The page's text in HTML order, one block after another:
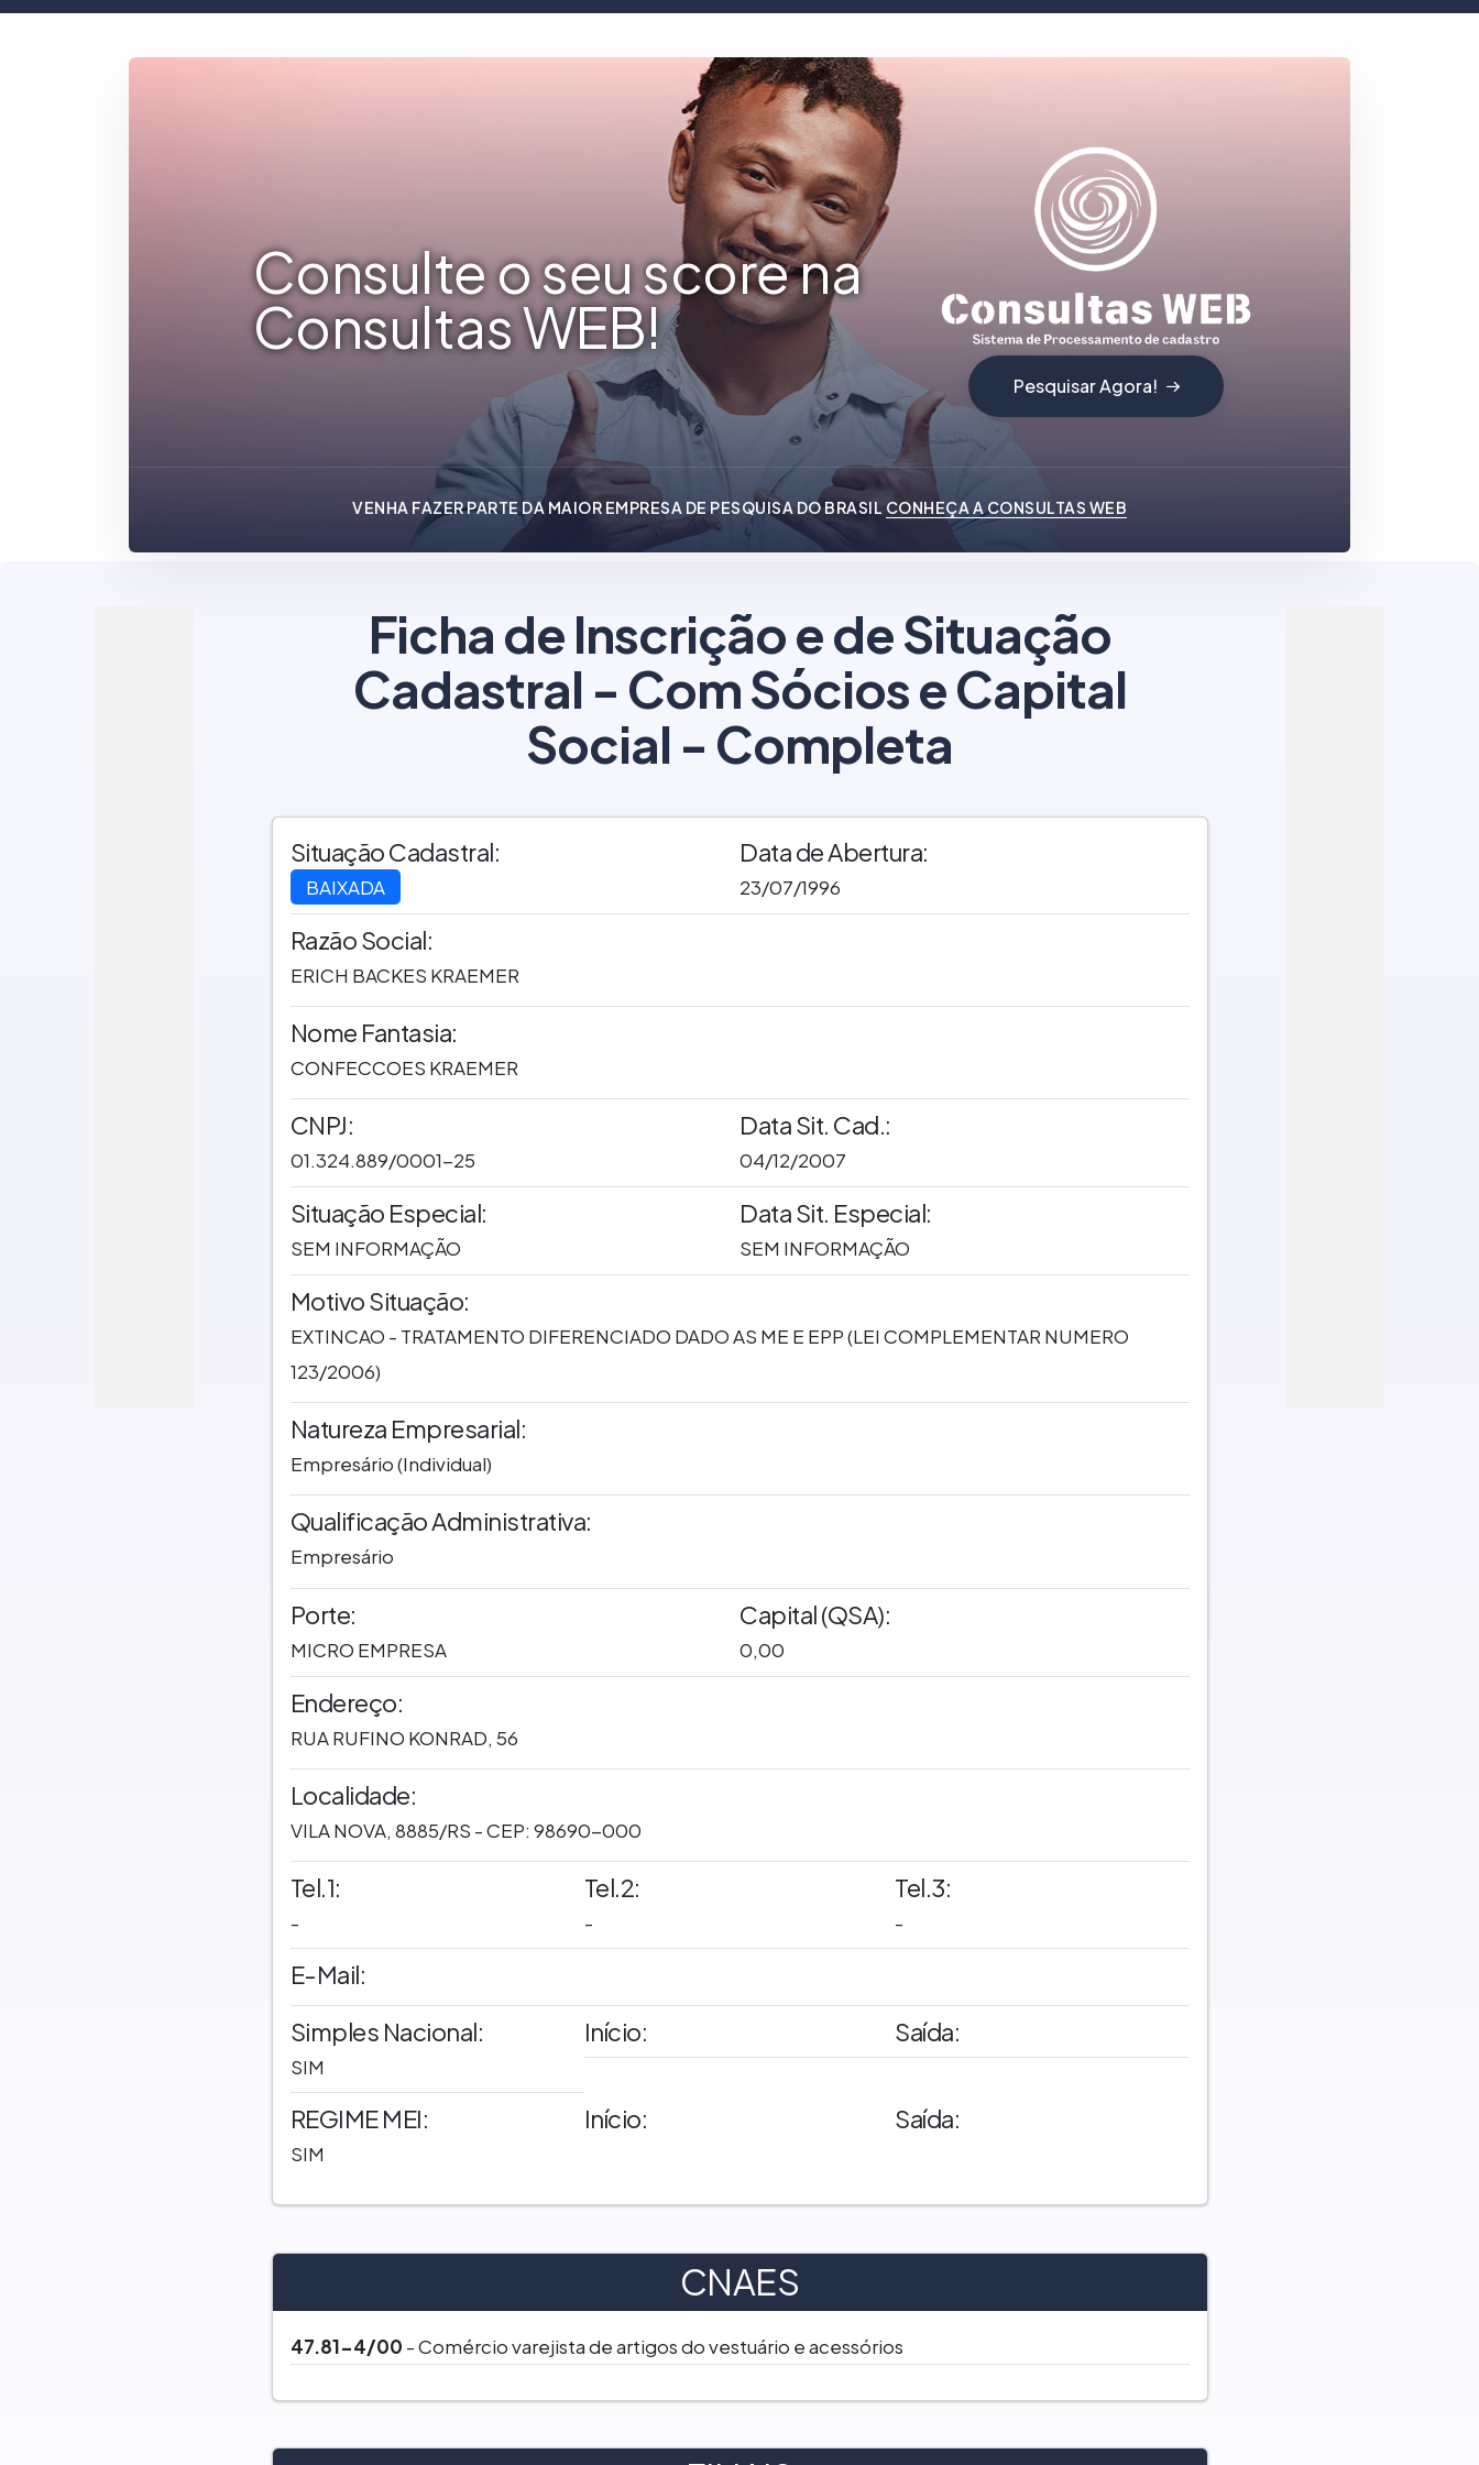
Consulte o seu score na
Consultas WEB!
Pesquisar Agora!
VENHA FAZER PARTE DA MAIOR EMPRESA DE PESQUISA DO BRASIL CONHEÇA A CONSULTAS WEB
Ficha de Inscrição e de Situação
Cadastral - Com Sócios e Capital
Social - Completa
Situação Cadastral:
BAIXADA
Data de Abertura:
23/07/1996
Razão Social:
ERICH BACKES KRAEMER
Nome Fantasia:
CONFECCOES KRAEMER
CNPJ:
01.324.889/0001-25
Data Sit. Cad.:
04/12/2007
Situação Especial:
SEM INFORMAÇÃO
Data Sit. Especial:
SEM INFORMAÇÃO
Motivo Situação:
EXTINCAO - TRATAMENTO DIFERENCIADO DADO AS ME E EPP (LEI COMPLEMENTAR NUMERO
123/2006)
Natureza Empresarial:
Empresário (Individual)
Qualificação Administrativa:
Empresário
Porte:
MICRO EMPRESA
Capital (QSA):
0,00
Endereço:
RUA RUFINO KONRAD, 56
Localidade:
VILA NOVA, 8885/RS - CEP: 98690-000
Tel.1:
-
Tel.2:
-
Tel.3:
-
E-Mail:
Simples Nacional:
SIM
Início: Saída:
REGIME MEI:
SIM
Início: Saída:
CNAES
47.81-4/00 - Comércio varejista de artigos do vestuário e acessórios